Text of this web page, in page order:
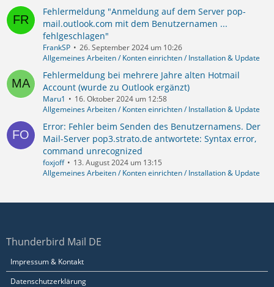
Fehlermeldung "Anmeldung auf dem Server pop-
mail.outlook.com mit dem Benutzernamen ...
fehlgeschlagen"
FrankSP
26. September 2024 um 10:26
Allgemeines Arbeiten / Konten einrichten / Installation & Update
Fehlermeldung bei mehrere Jahre alten Hotmail
Account (wurde zu Outlook ergänzt)
Maru1
16. Oktober 2024 um 12:58
Allgemeines Arbeiten / Konten einrichten / Installation & Update
Error: Fehler beim Senden des Benutzernamens. Der
Mail-Server pop3.strato.de antwortete: Syntax error,
command unrecognized
foxjoff
13. August 2024 um 13:15
Allgemeines Arbeiten / Konten einrichten / Installation & Update
Thunderbird Mail DE
Impressum & Kontakt
Datenschutzerklärung